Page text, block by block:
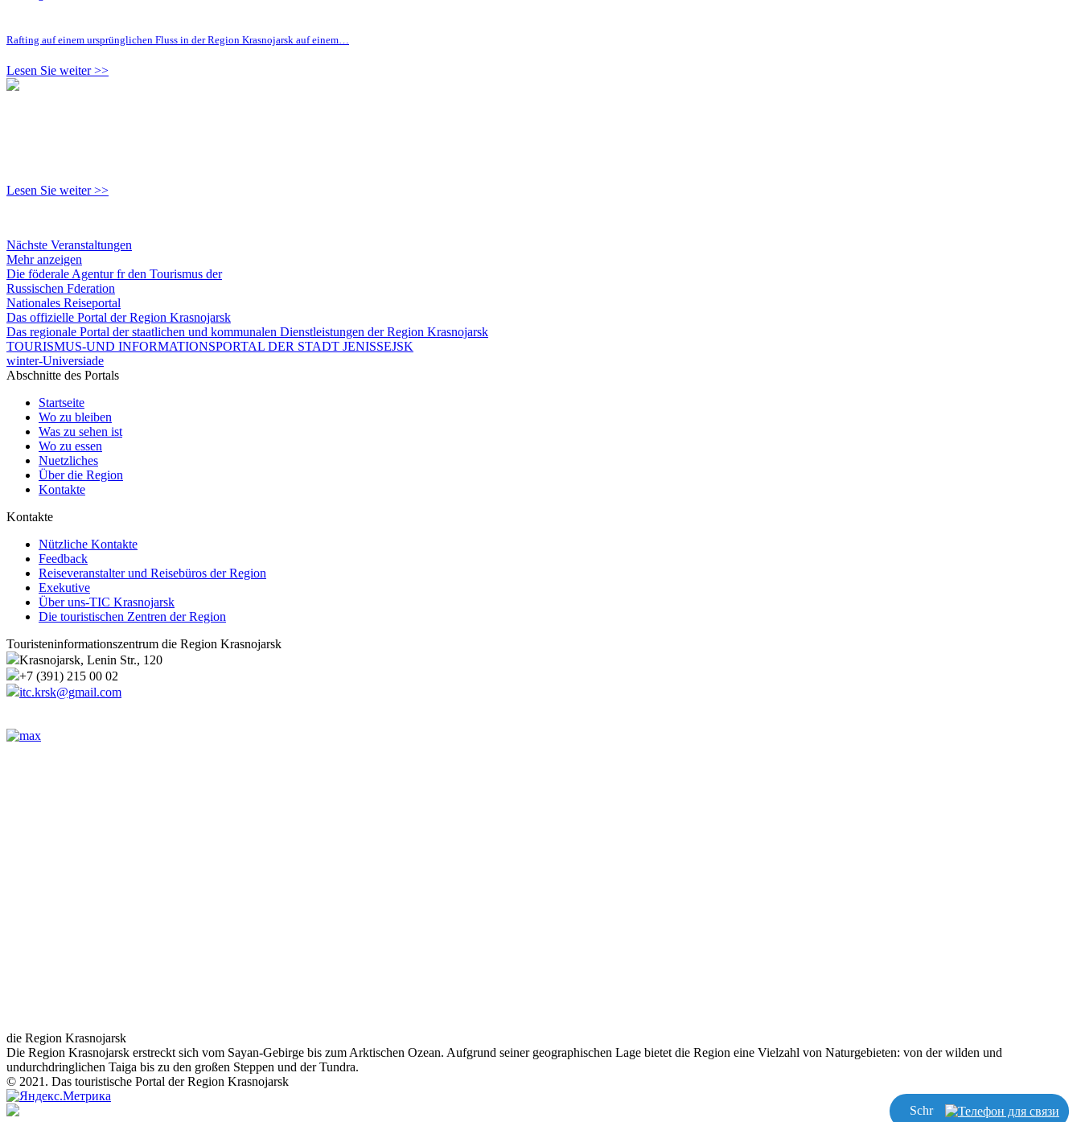
Rafting auf einem ursprünglichen Fluss in der Region Krasnojarsk auf einem…
Lesen Sie weiter >>
Lesen Sie weiter >>
Nächste Veranstaltungen
Mehr anzeigen
Die föderale Agentur fr den Tourismus der
Russischen Fderation
Nationales Reiseportal
Das offizielle Portal der Region Krasnojarsk
Das regionale Portal der staatlichen und kommunalen Dienstleistungen der Region Krasnojarsk
TOURISMUS-UND INFORMATIONSPORTAL DER STADT JENISSEJSK
winter-Universiade
Abschnitte des Portals
Startseite
Wo zu bleiben
Was zu sehen ist
Wo zu essen
Nuetzliches
Über die Region
Kontakte
Kontakte
Nützliche Kontakte
Feedback
Reiseveranstalter und Reisebüros der Region
Exekutive
Über uns-TIC Krasnojarsk
Die touristischen Zentren der Region
Touristeninformationszentrum die Region Krasnojarsk
Krasnojarsk, Lenin Str., 120
+7 (391) 215 00 02
itc.krsk@gmail.com
die Region Krasnojarsk
Die Region Krasnojarsk erstreckt sich vom Sayan-Gebirge bis zum Arktischen Ozean. Aufgrund seiner geographischen Lage bietet die Region eine Vielzahl von Naturgebieten: von der wilden und
undurchdringlichen Taiga bis zu den großen Steppen und der Tundra.
© 2021. Das touristische Portal der Region Krasnojarsk
Schreiben